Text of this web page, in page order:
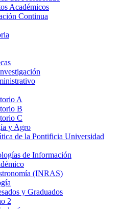
Académicos
Continua
A
B
C
y Agro
de la Pontificia Universidad
de Información
(INRAS)
y Graduados
2